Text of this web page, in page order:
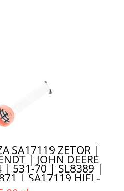
SA17119 ZETOR |
| JOHN DEERE
| 531-70 | SL8389 |
| SA17119 HIFI -
DO TRUDNYCH